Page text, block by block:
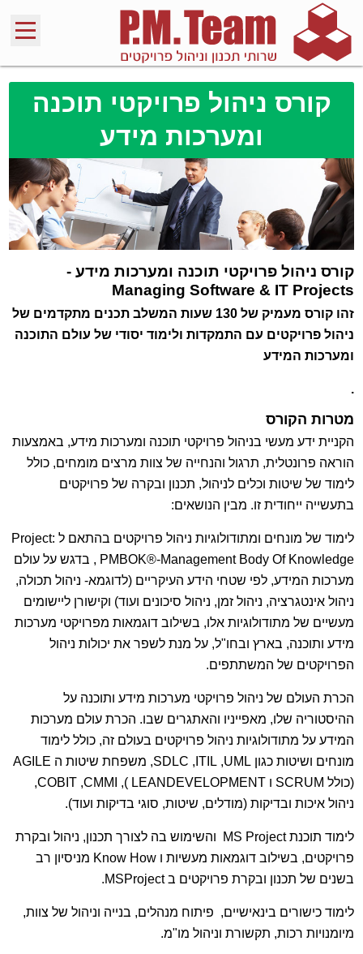
קורס ניהול פרויקטי תוכנה
ומערכות מידע
קורס ניהול פרויקטי תוכנה ומערכות מידע -
Managing Software & IT Projects
זהו קורס מעמיק של 130 שעות המשלב תכנים מתקדמים של
ניהול פרויקטים עם התמקדות ולימוד יסודי של עולם התוכנה
ומערכות המידע
.
מטרות הקורס
הקניית ידע מעשי בניהול פרויקטי תוכנה ומערכות מידע, באמצעות
הוראה פרונטלית, תרגול והנחייה של צוות מרצים מומחים, כולל
לימוד של שיטות וכלים לניהול, תכנון ובקרה של פרויקטים
בתעשייה ייחודית זו. מבין הנושאים:
לימוד של מונחים ומתודולוגיות ניהול פרויקטים בהתאם ל :
Project
Management Body Of Knowledge
-
®
PMBOK , בדגש על עולם
מערכות המידע, לפי שטחי הידע העיקריים (לדוגמא- ניהול תכולה,
ניהול אינטגרציה, ניהול זמן, ניהול סיכונים ועוד) וקישורן ליישומים
מעשיים של מתודולוגיות אלו, בשילוב דוגמאות מפרויקטי מערכות
מידע ותוכנה, בארץ ובחו"ל, על מנת לשפר את יכולות ניהול
הפרויקטים של המשתתפים.
הכרת העולם של ניהול פרויקטי מערכות מידע ותוכנה על
ההיסטוריה שלו, מאפייניו והאתגרים שבו. הכרת עולם מערכות
המידע על מתודולוגיות ניהול פרויקטים בעולם זה, כולל לימוד
מונחים ושיטות כגוןUML
,
ITIL
,
SDLC, משפחת שיטות ה AGILE
(כולל SCRUM ו DEVELOPMENT
LEAN
),
CMMI
,
COBIT
,
ניהול איכות ובדיקות (מודלים, שיטות, סוגי בדיקות ועוד).
לימוד תוכנתMS Project
והשימוש בה לצורך תכנון, ניהול ובקרת
פרויקטים, בשילוב דוגמאות מעשיות וKnow How מניסיון רב
בשנים של תכנון ובקרת פרויקטים בProject
MS
.
לימוד כישורים בינאישיים, פיתוח מנהלים, בנייה וניהול של צוות,
מיומנויות רכות, תקשורת וניהול מו"מ.